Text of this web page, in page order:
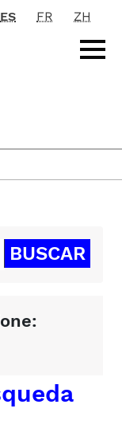
ES FR
ZH